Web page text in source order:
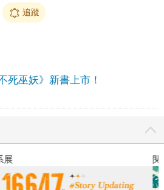
追蹤
死巫妖》新書上市！
展 閱